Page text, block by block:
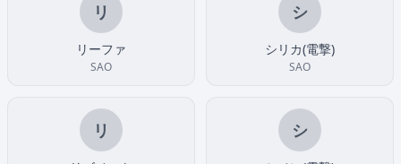
リ
リーファ
SAO
シ
シリカ(電撃)
SAO
リ シ